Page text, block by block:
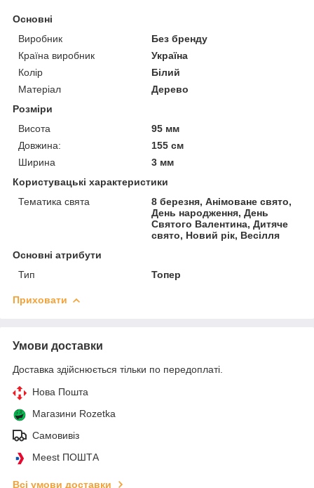
Основні
Виробник
Без бренду
Країна виробник
Україна
Колір
Білий
Матеріал
Дерево
Розміри
Висота
95 мм
Довжина:
155 см
Ширина
3 мм
Користувацькі характеристики
Тематика свята
8 березня, Анімоване свято,
День народження, День
Святого Валентина, Дитяче
свято, Новий рік, Весілля
Основні атрибути
Тип
Топер
Приховати
Умови доставки
Доставка здійснюється тільки по передоплаті.
Нова Пошта
Магазини Rozetka
Самовивіз
Meest ПОШТА
Всі умови доставки